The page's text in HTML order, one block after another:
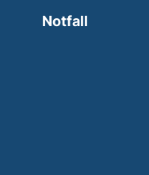
a new window)
Notfall